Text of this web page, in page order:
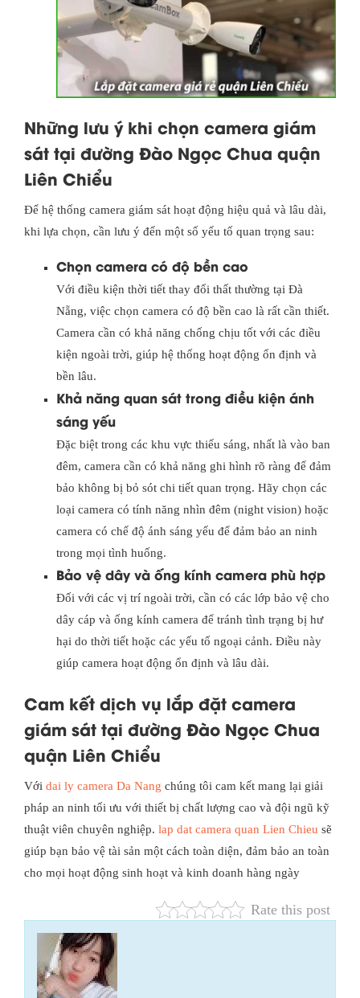
Những lưu ý khi chọn camera giám
sát tại đường Đào Ngọc Chua quận
Liên Chiểu
Để hệ thống camera giám sát hoạt động hiệu quả và lâu dài,
khi lựa chọn, cần lưu ý đến một số yếu tố quan trọng sau:
Chọn camera có độ bền cao
Với điều kiện thời tiết thay đổi thất thường tại Đà
Nẵng, việc chọn camera có độ bền cao là rất cần thiết.
Camera cần có khả năng chống chịu tốt với các điều
kiện ngoài trời, giúp hệ thống hoạt động ổn định và
bền lâu.
Khả năng quan sát trong điều kiện ánh
sáng yếu
Đặc biệt trong các khu vực thiếu sáng, nhất là vào ban
đêm, camera cần có khả năng ghi hình rõ ràng để đảm
bảo không bị bỏ sót chi tiết quan trọng. Hãy chọn các
loại camera có tính năng nhìn đêm (night vision) hoặc
camera có chế độ ánh sáng yếu để đảm bảo an ninh
trong mọi tình huống.
Bảo vệ dây và ống kính camera phù hợp
Đối với các vị trí ngoài trời, cần có các lớp bảo vệ cho
dây cáp và ống kính camera để tránh tình trạng bị hư
hại do thời tiết hoặc các yếu tố ngoại cảnh. Điều này
giúp camera hoạt động ổn định và lâu dài.
Cam kết dịch vụ lắp đặt camera
giám sát tại đường Đào Ngọc Chua
quận Liên Chiểu
Với dai ly camera Da Nang chúng tôi cam kết mang lại giải
pháp an ninh tối ưu với thiết bị chất lượng cao và đội ngũ kỹ
thuật viên chuyên nghiệp. lap dat camera quan Lien Chieu sẽ
giúp bạn bảo vệ tài sản một cách toàn diện, đảm bảo an toàn
cho mọi hoạt động sinh hoạt và kinh doanh hàng ngày
Rate this post